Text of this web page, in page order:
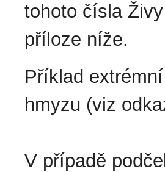
tohoto čísla
příloze níže.
Příklad
hmyzu (viz
V případě